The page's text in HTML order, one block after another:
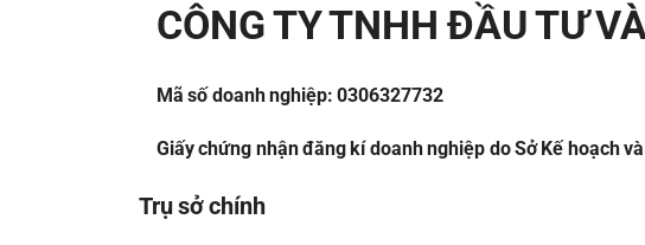
CÔNG TY TNHH ĐẦU TƯ
Mã số doanh nghiệp: 0306327732
Giấy chứng nhận đăng kí doanh nghiệp do Sở Kế hoạch
Trụ sở chính